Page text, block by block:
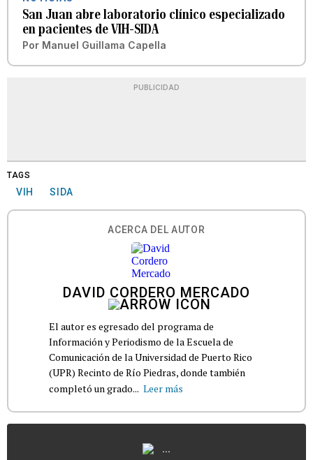
San Juan abre laboratorio clínico especializado
en pacientes de VIH-SIDA
Por Manuel Guillama Capella
PUBLICIDAD
TAGS
VIH SIDA
ACERCA DEL AUTOR
DAVID CORDERO MERCADO
El autor es egresado del programa de
Información y Periodismo de la Escuela de
Comunicación de la Universidad de Puerto Rico
(UPR) Recinto de Río Piedras, donde también
completó un grado... Leer más
...